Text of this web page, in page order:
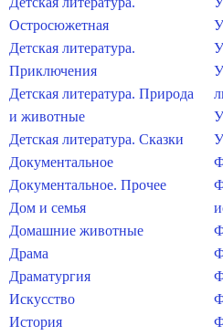
Остросюжетная
Детская литература.
Приключения
Детская литература. Природа
и животные
Детская литература. Сказки
Документальное
Документальное. Прочее
Дом и семья
Домашние животные
Драма
Драматургия
Искусство
История